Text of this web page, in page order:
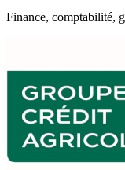
Finance, comptabilité,